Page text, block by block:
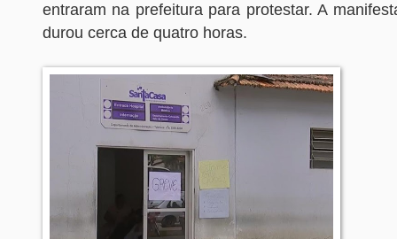
entraram na prefeitura para protestar. A
durou cerca de quatro horas.